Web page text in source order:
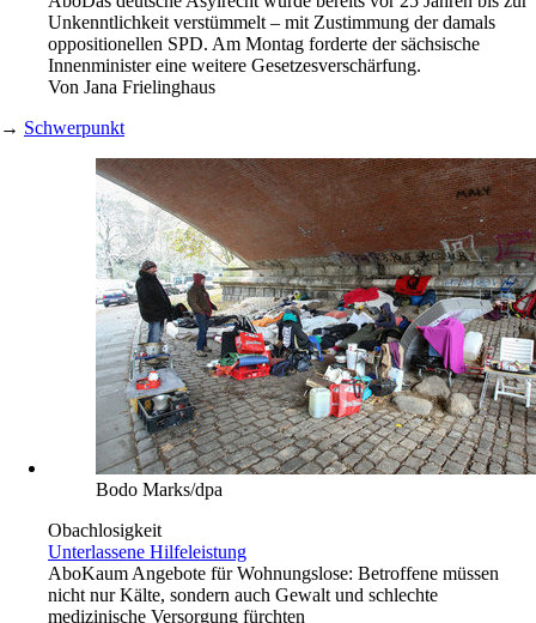
Unkenntlichkeit verstümmelt – mit Zustimmung der damals
oppositionellen SPD. Am Montag forderte der sächsische
Innenminister eine weitere Gesetzesverschärfung.
Von Jana Frielinghaus
→ Schwerpunkt
Bodo Marks/dpa
Obachlosigkeit
Unterlassene Hilfeleistung
AboKaum Angebote für Wohnungslose: Betroffene müssen
nicht nur Kälte, sondern auch Gewalt und schlechte
medizinische Versorgung fürchten